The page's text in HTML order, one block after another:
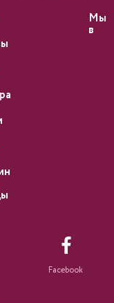
Мы
в
Facebook